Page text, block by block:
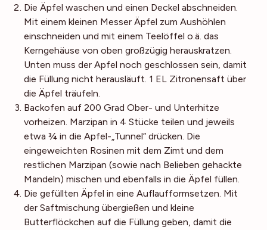
Die Äpfel waschen und einen Deckel abschneiden.
Mit einem kleinen Messer Äpfel zum Aushöhlen
einschneiden und mit einem Teelöffel o.ä. das
Kerngehäuse von oben großzügig herauskratzen.
Unten muss der Apfel noch geschlossen sein, damit
die Füllung nicht herausläuft. 1 EL Zitronensaft über
die Äpfel träufeln.
Backofen auf 200 Grad Ober- und Unterhitze
vorheizen. Marzipan in 4 Stücke teilen und jeweils
etwa ¾ in die Apfel-„Tunnel“ drücken. Die
eingeweichten Rosinen mit dem Zimt und dem
restlichen Marzipan (sowie nach Belieben gehackte
Mandeln) mischen und ebenfalls in die Äpfel füllen.
Die gefüllten Äpfel in eine Auflaufformsetzen. Mit
der Saftmischung übergießen und kleine
Butterflöckchen auf die Füllung geben, damit die